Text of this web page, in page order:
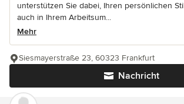
unterstützen Sie dabei, Ihren persönlichen
auch in Ihrem Arbeitsum...
Mehr
Nachricht
Siesmayerstraße 23, 60323 Frankfurt